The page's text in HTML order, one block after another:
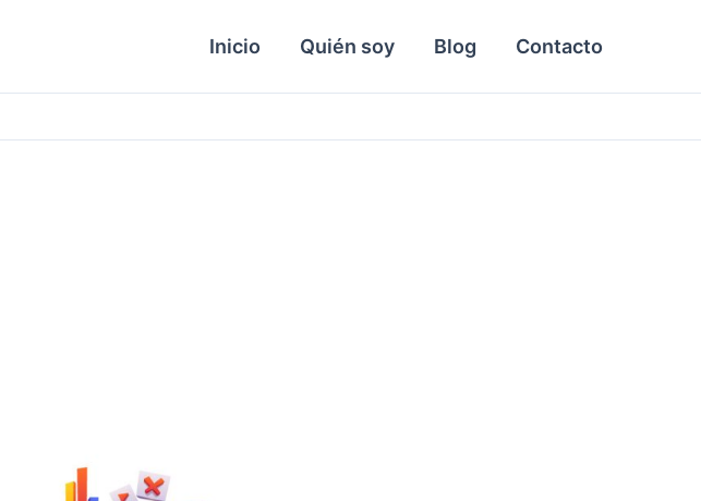
Inicio Quién soy Blog Contacto